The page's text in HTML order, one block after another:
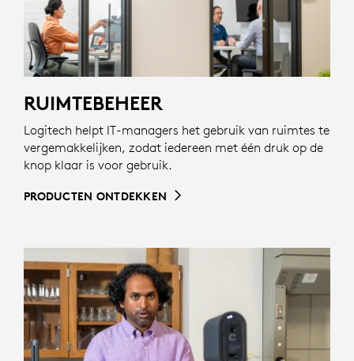
RUIMTEBEHEER
Logitech helpt IT-managers het gebruik van ruimtes te
vergemakkelijken, zodat iedereen met één druk op de
knop klaar is voor gebruik.
PRODUCTEN ONTDEKKEN